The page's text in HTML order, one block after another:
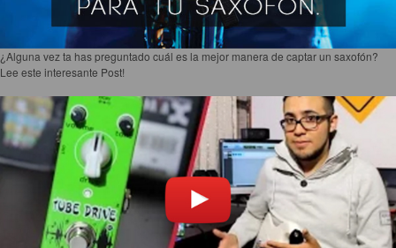
¿Alguna vez ta has preguntado cuál es la mejor manera de captar un saxofón?
Lee este interesante Post!